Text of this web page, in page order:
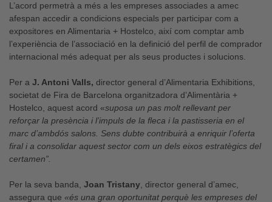
L’acord permetrà a més a les empreses associades a amec
afespan accedir a condicions especials per participar com a
expositores en Alimentaria + Hostelco, així com comptar amb
l’experiència de l’associació en la definició del perfil de comprador
internacional més adequat per als seus productes i solucions.
Per a J. Antoni Valls, director general d’Alimentaria Exhibitions,
societat de Fira de Barcelona organitzadora d’Alimentària +
Hostelco, aquest acord «suposa un pas molt rellevant per
reforçar la presència i l’impuls de la fleca i la pastisseria en el
marc d’ambdós salons. Sens dubte contribuirà a enriquir l’oferta
firal i a consolidar aquest sector com un dels eixos estratègics del
certamen”.
Per la seva banda, Joan Tristany , director general d’amec,
assegura que «és una gran oportunitat perquè les empreses del